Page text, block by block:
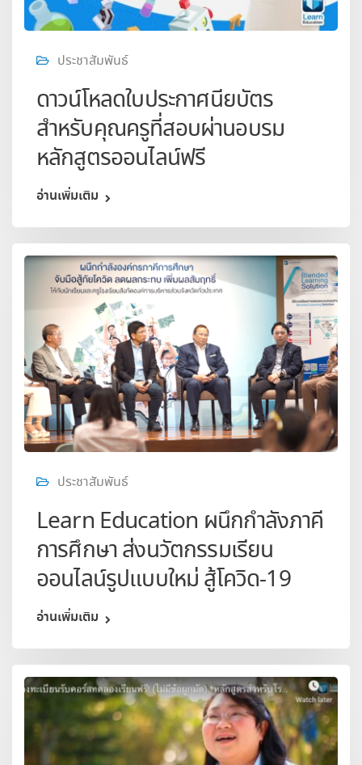
ประชาสัมพันธ์
ดาวน์โหลดใบประกาศนียบัตร
สำหรับคุณครูที่สอบผ่านอบรม
หลักสูตรออนไลน์ฟรี
อ่านเพิ่มเติม
ประชาสัมพันธ์
Learn Education ผนึกกำลังภาคี
การศึกษา ส่งนวัตกรรมเรียน
ออนไลน์รูปแบบใหม่ สู้โควิด-19
อ่านเพิ่มเติม